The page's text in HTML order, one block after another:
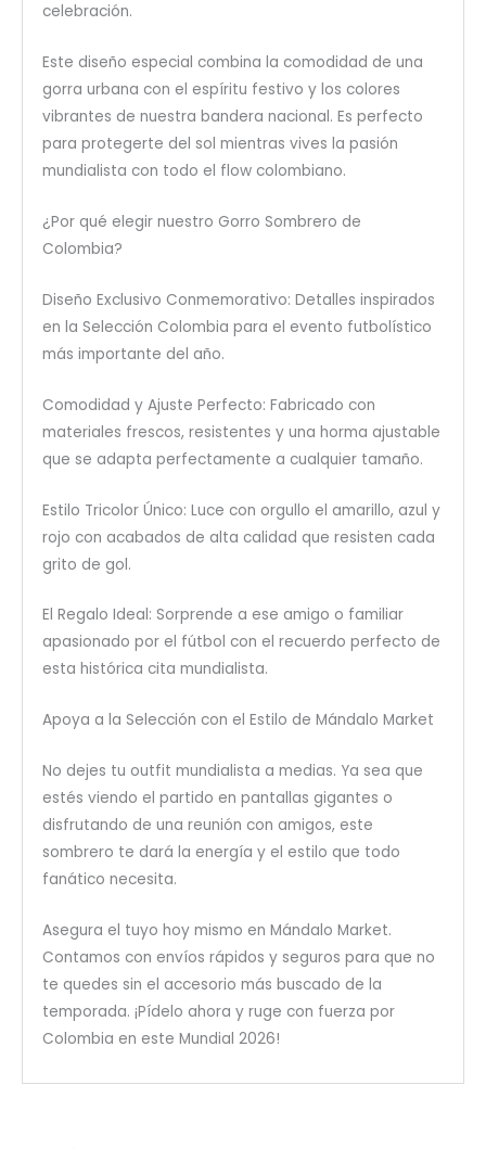
celebración.
Este diseño especial combina la comodidad de una
gorra urbana con el espíritu festivo y los colores
vibrantes de nuestra bandera nacional. Es perfecto
para protegerte del sol mientras vives la pasión
mundialista con todo el flow colombiano.
¿Por qué elegir nuestro Gorro Sombrero de
Colombia?
Diseño Exclusivo Conmemorativo: Detalles inspirados
en la Selección Colombia para el evento futbolístico
más importante del año.
Comodidad y Ajuste Perfecto: Fabricado con
materiales frescos, resistentes y una horma ajustable
que se adapta perfectamente a cualquier tamaño.
Estilo Tricolor Único: Luce con orgullo el amarillo, azul y
rojo con acabados de alta calidad que resisten cada
grito de gol.
El Regalo Ideal: Sorprende a ese amigo o familiar
apasionado por el fútbol con el recuerdo perfecto de
esta histórica cita mundialista.
Apoya a la Selección con el Estilo de Mándalo Market
No dejes tu outfit mundialista a medias. Ya sea que
estés viendo el partido en pantallas gigantes o
disfrutando de una reunión con amigos, este
sombrero te dará la energía y el estilo que todo
fanático necesita.
Asegura el tuyo hoy mismo en Mándalo Market.
Contamos con envíos rápidos y seguros para que no
te quedes sin el accesorio más buscado de la
temporada. ¡Pídelo ahora y ruge con fuerza por
Colombia en este Mundial 2026!